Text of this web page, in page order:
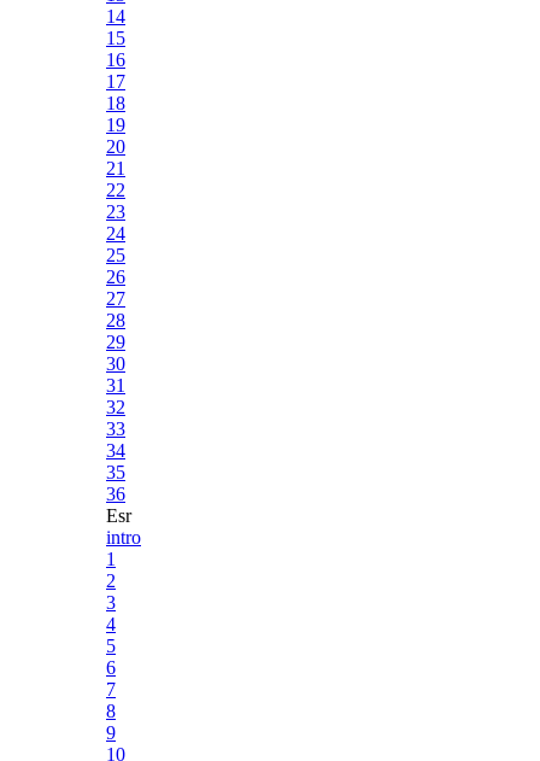
14
15
16
17
18
19
20
21
22
23
24
25
26
27
28
29
30
31
32
33
34
35
36
Esr
intro
1
2
3
4
5
6
7
8
9
10